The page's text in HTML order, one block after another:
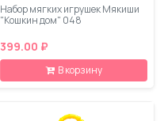
Набор мягких игрушек Мякиши
"Кошкин дом" 048
399.00 ₽
В корзину